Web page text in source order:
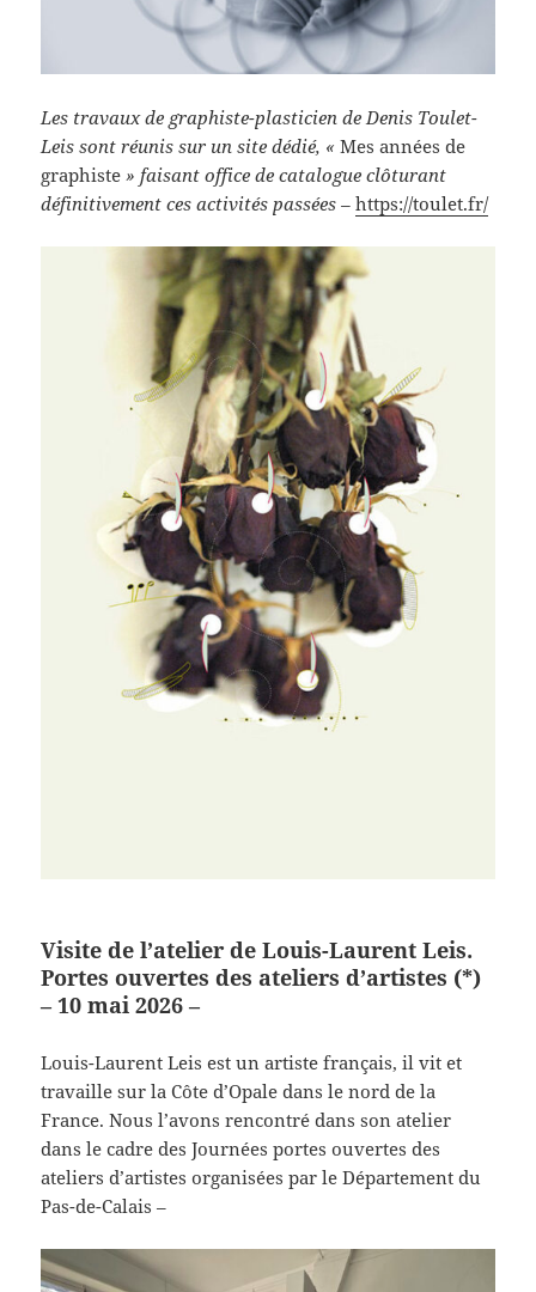
Les travaux de graphiste-plasticien de Denis Toulet-
Leis sont réunis sur un site dédié, «Mes années de
graphiste» faisant office de catalogue clôturant
définitivement ces activités passées –https://toulet.fr/
Visite de l’atelier de Louis-Laurent Leis.
Portes ouvertes des ateliers d’artistes (*)
– 10 mai 2026 –
Louis-Laurent Leis est un artiste français, il vit et
travaille sur la Côte d’Opale dans le nord de la
France. Nous l’avons rencontré dans son atelier
dans le cadre des Journées portes ouvertes des
ateliers d’artistes organisées par le Département du
Pas-de-Calais –